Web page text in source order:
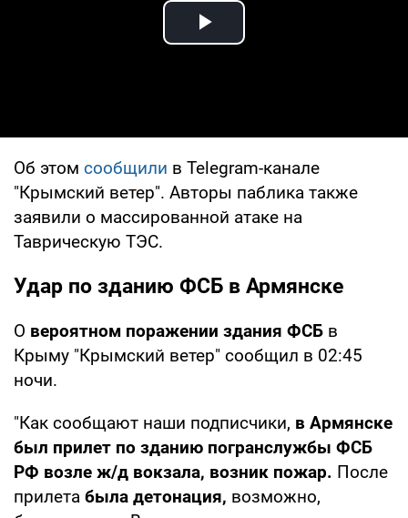
Play Video
Об этом сообщили в Telegram-канале
"Крымский ветер". Авторы паблика также
заявили о массированной атаке на
Таврическую ТЭС.
Удар по зданию ФСБ в Армянске
О вероятном поражении здания ФСБ в
Крыму "Крымский ветер" сообщил в 02:45
ночи.
"Как сообщают наши подписчики, в Армянске
был прилет по зданию погранслужбы ФСБ
РФ возле ж/д вокзала, возник пожар. После
прилета была детонация, возможно,